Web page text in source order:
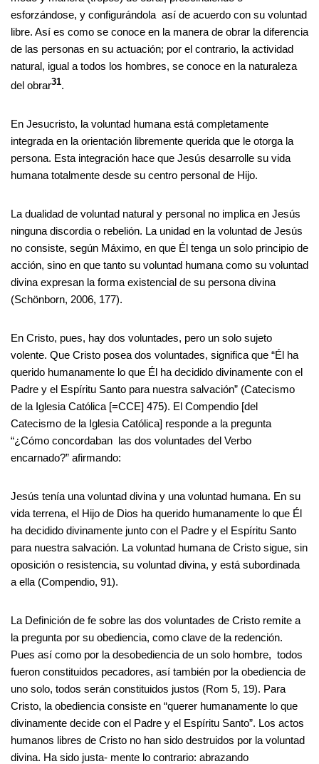
esforzándose, y configurándola así de acuerdo con su voluntad
libre. Así es como se conoce en la manera de obrar la diferencia
de las personas en su actuación; por el contrario, la actividad
natural, igual a todos los hombres, se conoce en la naturaleza
del obrar31.
En Jesucristo, la voluntad humana está completamente
integrada en la orientación libremente querida que le otorga la
persona. Esta integración hace que Jesús desarrolle su vida
humana totalmente desde su centro personal de Hijo.
La dualidad de voluntad natural y personal no implica en Jesús
ninguna discordia o rebelión. La unidad en la voluntad de Jesús
no consiste, según Máximo, en que Él tenga un solo principio de
acción, sino en que tanto su voluntad humana como su voluntad
divina expresan la forma existencial de su persona divina
(Schönborn, 2006, 177).
En Cristo, pues, hay dos voluntades, pero un solo sujeto
volente. Que Cristo posea dos voluntades, significa que “Él ha
querido humanamente lo que Él ha decidido divinamente con el
Padre y el Espíritu Santo para nuestra salvación” (Catecismo
de la Iglesia Católica [=CCE] 475). El Compendio [del
Catecismo de la Iglesia Católica] responde a la pregunta
“¿Cómo concordaban las dos voluntades del Verbo
encarnado?” afirmando:
Jesús tenía una voluntad divina y una voluntad humana. En su
vida terrena, el Hijo de Dios ha querido humanamente lo que Él
ha decidido divinamente junto con el Padre y el Espíritu Santo
para nuestra salvación. La voluntad humana de Cristo sigue, sin
oposición o resistencia, su voluntad divina, y está subordinada
a ella (Compendio, 91).
La Definición de fe sobre las dos voluntades de Cristo remite a
la pregunta por su obediencia, como clave de la redención.
Pues así como por la desobediencia de un solo hombre, todos
fueron constituidos pecadores, así también por la obediencia de
uno solo, todos serán constituidos justos (Rom 5, 19). Para
Cristo, la obediencia consiste en “querer humanamente lo que
divinamente decide con el Padre y el Espíritu Santo”. Los actos
humanos libres de Cristo no han sido destruidos por la voluntad
divina. Ha sido justa- mente lo contrario: abrazando